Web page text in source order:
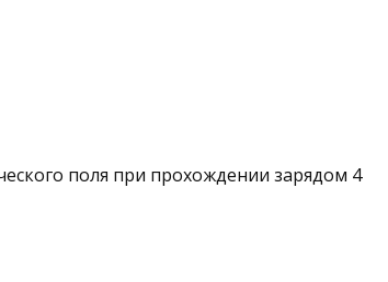
поля при прохождении зарядом 4